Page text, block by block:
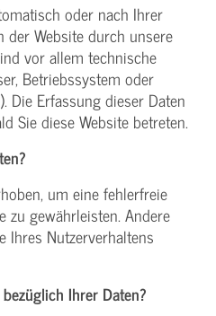
oder nach Ihrer
Website durch unsere
vor allem technische
Betriebssystem oder
Die Erfassung dieser Daten
Sie diese Website betreten.
um eine fehlerfreie
zu gewährleisten. Andere
Ihres Nutzerverhaltens
Ihrer Daten?